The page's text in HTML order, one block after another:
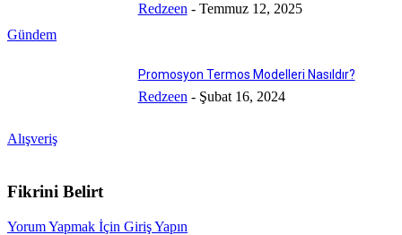
Gündem
Redzeen - Temmuz 12, 2025
Alışveriş
Promosyon Termos Modelleri Nasıldır?
Redzeen - Şubat 16, 2024
Fikrini Belirt
Yorum Yapmak İçin Giriş Yapın